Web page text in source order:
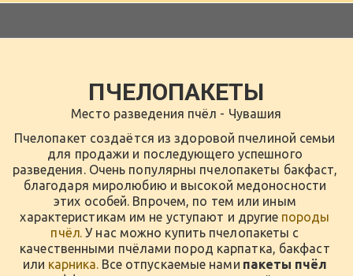
ПЧЕЛОПАКЕТЫ
Место разведения пчёл - Чувашия
Пчелопакет создаётся из здоровой пчелиной семьи
для продажи и последующего успешного
разведения. Очень популярны пчелопакеты бакфаст,
благодаря миролюбию и высокой медоносности
этих особей. Впрочем, по тем или иным
характеристикам им не уступают и другие породы
пчёл. У нас можно купить пчелопакеты с
качественными пчёлами пород карпатка, бакфаст
или карника. Все отпускаемые нами пакеты пчёл